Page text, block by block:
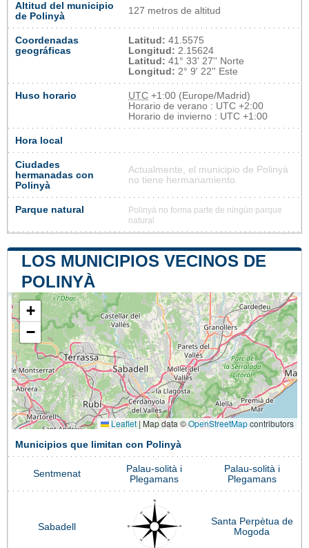
Altitud del municipio
de Polinyà
127 metros de altitud
Coordenadas
geográficas
Latitud: 41.5575
Longitud: 2.15624
Latitud: 41° 33' 27'' Norte
Longitud: 2° 9' 22'' Este
Huso horario UTC +1:00 (Europe/Madrid)
Horario de verano : UTC +2:00
Horario de invierno : UTC +1:00
Hora local
Ciudades
hermanadas con
Polinyà
Actualmente, el municipio de Polinyà
no tiene hermanamiento
Parque natural
Polinyà no forma parte de ningún parque
natural
LOS MUNICIPIOS VECINOS DE
POLINYÀ
+
−
Leaflet | Map data ©OpenStreetMapcontributors
Municipios que limitan con Polinyà
Sentmenat
Palau-solità i
Plegamans
Palau-solità i
Plegamans
Sabadell
Santa Perpètua de
Mogoda